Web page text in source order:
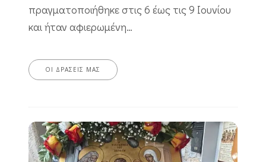
πραγματοποιήθηκε στις 6 έως τις 9 Ιουνίου
και ήταν αφιερωμένη…
ΟΙ ΔΡΆΣΕΙΣ ΜΑΣ